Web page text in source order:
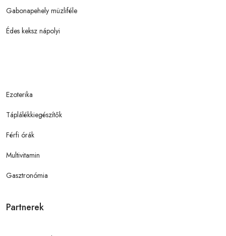
Gabonapehely müzliféle
Édes keksz nápolyi
Ezoterika
Táplálékkiegészítők
Férfi órák
Multivitamin
Gasztronómia
Partnerek